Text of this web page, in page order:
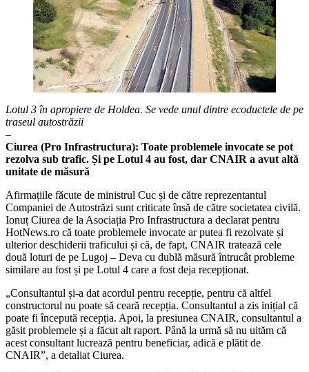
Lotul 3 în apropiere de Holdea. Se vede unul dintre ecoductele de pe
traseul autostrăzii
–
Ciurea (Pro Infrastructura): Toate problemele invocate se pot
rezolva sub trafic. Și pe Lotul 4 au fost, dar CNAIR a avut altă
unitate de măsură
Afirmațiile făcute de ministrul Cuc și de către reprezentantul
Companiei de Autostrăzi sunt criticate însă de către societatea civilă.
Ionuț Ciurea de la Asociația Pro Infrastructura a declarat pentru
HotNews.ro că toate problemele invocate ar putea fi rezolvate și
ulterior deschiderii traficului și că, de fapt, CNAIR tratează cele
două loturi de pe Lugoj – Deva cu dublă măsură întrucât probleme
similare au fost și pe Lotul 4 care a fost deja recepționat.
„Consultantul și-a dat acordul pentru recepție, pentru că altfel
constructorul nu poate să ceară recepția. Consultantul a zis inițial că
poate fi începută recepția. Apoi, la presiunea CNAIR, consultantul a
găsit problemele și a făcut alt raport. Până la urmă să nu uităm că
acest consultant lucrează pentru beneficiar, adică e plătit de
CNAIR”, a detaliat Ciurea.